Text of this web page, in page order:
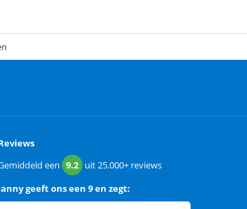
een 9.2 uit25.000+ reviews
geeft ons een 9 en zegt: